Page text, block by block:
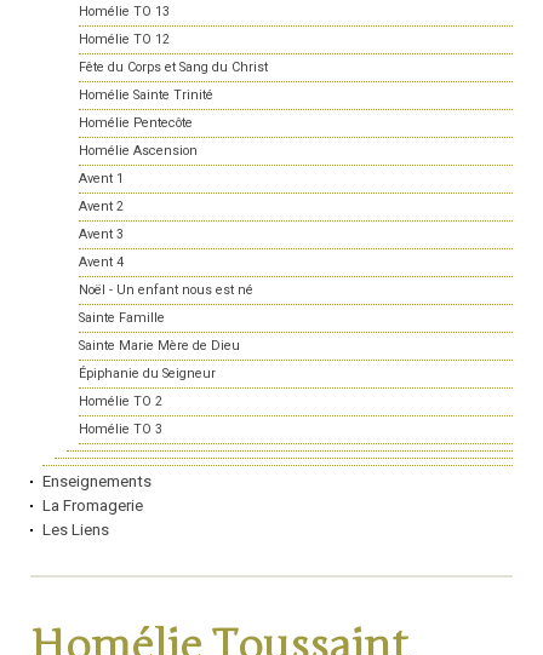
Homélie TO 13
Homélie TO 12
Fête du Corps et Sang du Christ
Homélie Sainte Trinité
Homélie Pentecôte
Homélie Ascension
Avent 1
Avent 2
Avent 3
Avent 4
Noël - Un enfant nous est né
Sainte Famille
Sainte Marie Mère de Dieu
Épiphanie du Seigneur
Homélie TO 2
Homélie TO 3
Enseignements
La Fromagerie
Les Liens